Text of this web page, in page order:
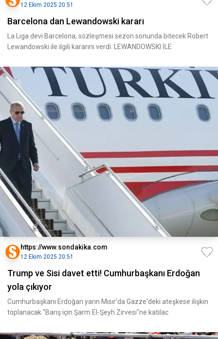
12 Ekim 2025 20:51
Barcelona dan Lewandowski kararı
La Liga devi Barcelona, sözleşmesi sezon sonunda bitecek Robert
Lewandowski ile ilgili kararını verdi. LEWANDOWSKI İLE
https://www.sondakika.com
12 Ekim 2025 20:51
Trump ve Sisi davet etti! Cumhurbaşkanı Erdoğan
yola çıkıyor
Cumhurbaşkanı Erdoğan yarın Mısır'da Gazze'deki ateşkese ilişkin
toplanacak "Barış için Şarm El-Şeyh Zirvesi"ne katılac